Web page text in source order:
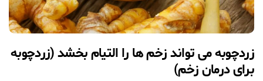
زردچوبه می تواند زخم ها را التیام بخشد (زردچوبه
برای درمان زخم)